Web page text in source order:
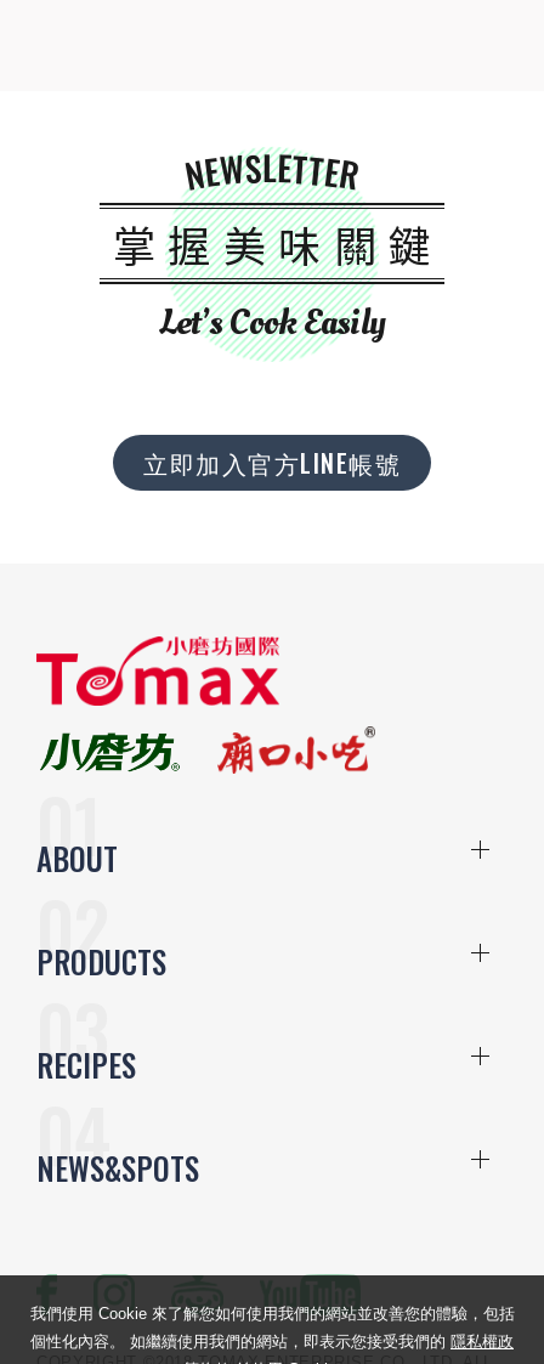
NEWSLETTER
掌握美味關鍵
Let’s Cook Easily
立即加入官方LINE帳號
ABOUT
PRODUCTS
RECIPES
NEWS&SPOTS
我們使用 Cookie 來了解您如何使用我們的網站並改善您的體驗，包括
個性化內容。 如繼續使用我們的網站，即表示您接受我們的 隱私權政